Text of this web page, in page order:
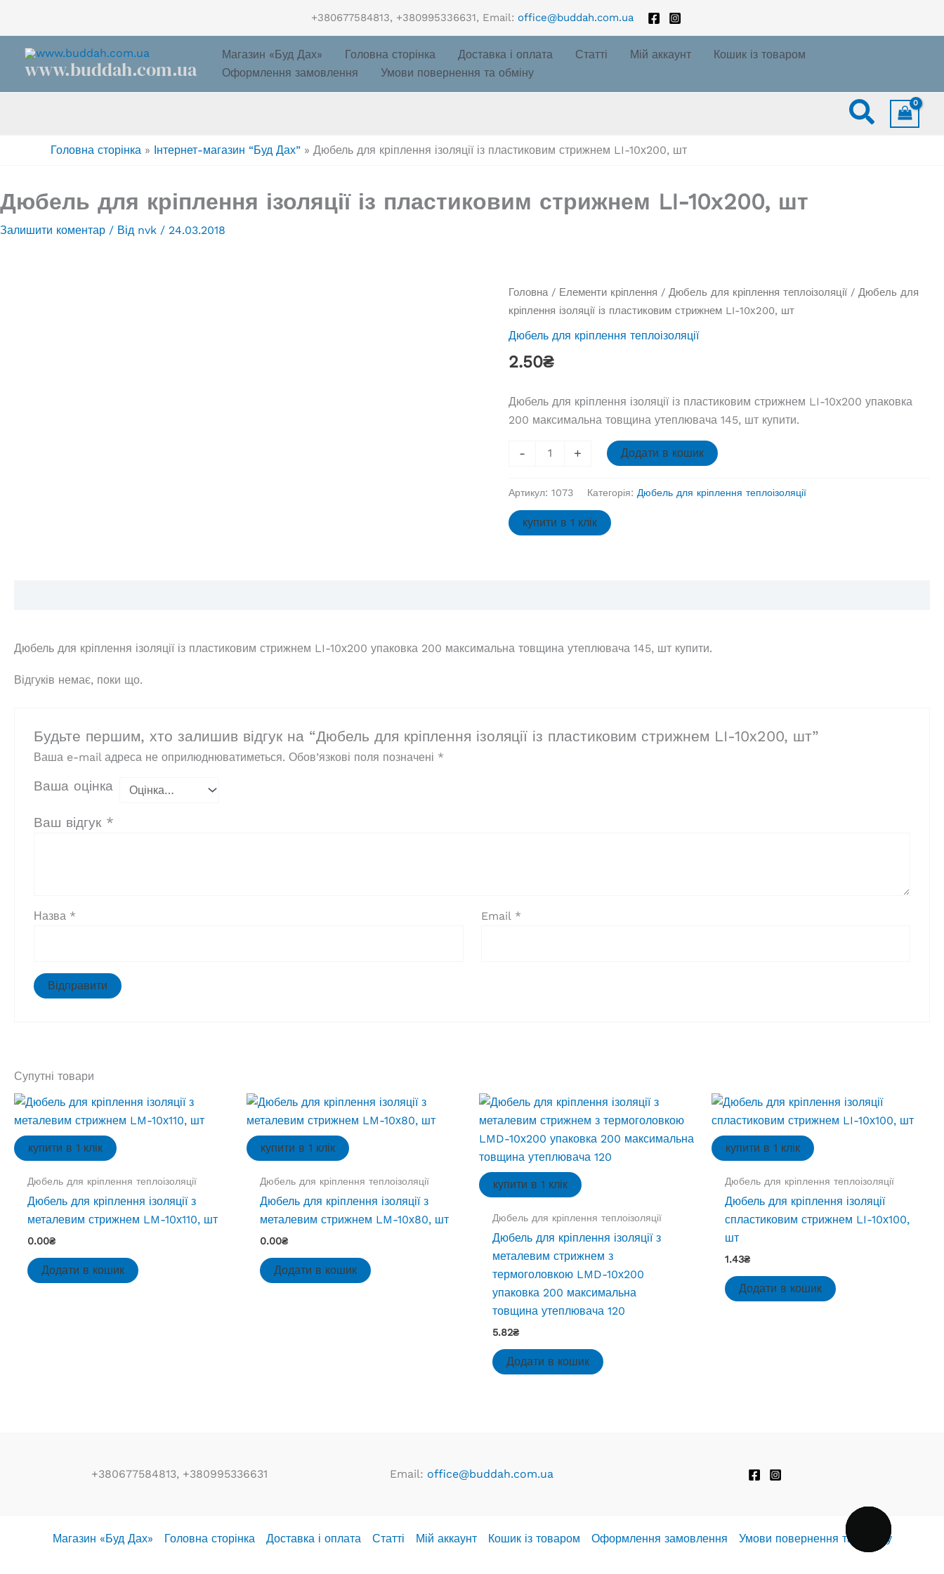
вмісту
+380677584813, +380995336631, Email: office@buddah.com.ua
www.buddah.com.ua
Магазин «Буд Дах» Головна сторінка Доставка і оплата Статті Мій аккаунт
Кошик із товаром
Оформлення замовлення
Умови повернення та обміну
Пошук
Головна сторінка » Інтернет-магазин “Буд Дах” » Дюбель для кріплення ізоляції із пластиковим стрижнем LI-10х200, шт
Дюбель для кріплення ізоляції із пластиковим стрижнем LI-10х200, шт
Залишити коментар / Від nvk / 24.03.2018
Головна/ Елементи кріплення /Дюбель для кріплення теплоізоляції / Дюбель для
кріплення ізоляції із пластиковим стрижнем LI-10х200, шт
Дюбель для кріплення теплоізоляції
2.50₴
Дюбель для кріплення ізоляції із пластиковим стрижнем LI-10х200 упаковка
200 максимальна товщина утеплювача 145, шт купити.
-
Дюбель
із
пластиковим
+ Додати в кошик
Артикул:1073 Категорія:Дюбель для кріплення теплоізоляції
купити в 1 клік
Дюбель для кріплення ізоляції із пластиковим стрижнем LI-10х200 упаковка 200 максимальна товщина утеплювача 145, шт купити.
Відгуків немає, поки що.
Будьте першим, хто залишив відгук на “Дюбель для кріплення ізоляції із пластиковим стрижнем LI-10х200, шт”
Ваша e-mail адреса не оприлюднюватиметься. Обов’язкові поля позначені *
Ваша оцінка
Ваш відгук *
Назва * Email *
Супутні товари
купити в 1 клік
Дюбель для кріплення теплоізоляції
Дюбель для кріплення ізоляції з
металевим стрижнем LM-10х110, шт
0.00₴
Додати в кошик
купити в 1 клік
Дюбель для кріплення теплоізоляції
Дюбель для кріплення ізоляції з
металевим стрижнем LM-10х80, шт
0.00₴
Додати в кошик
купити в 1 клік
Дюбель для кріплення теплоізоляції
Дюбель для кріплення ізоляції з
металевим стрижнем з
термоголовкою LMD-10х200
упаковка 200 максимальна
товщина утеплювача 120
5.82₴
Додати в кошик
купити в 1 клік
Дюбель для кріплення теплоізоляції
Дюбель для кріплення ізоляції
спластиковим стрижнем LI-10х100,
шт
1.43₴
Додати в кошик
+380677584813, +380995336631 Email: office@buddah.com.ua
Магазин «Буд Дах» Головна сторінка Доставка і оплата Статті Мій аккаунт Кошик із товаром Оформлення замовлення Умови повернення та обміну
ПЕРЕДЗВОНІТЬ